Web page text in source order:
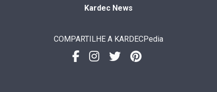
Kardec News
COMPARTILHE A KARDECPedia